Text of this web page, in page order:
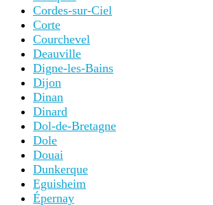
Cordes-sur-Ciel
Corte
Courchevel
Deauville
Digne-les-Bains
Dijon
Dinan
Dinard
Dol-de-Bretagne
Dole
Douai
Dunkerque
Eguisheim
Épernay